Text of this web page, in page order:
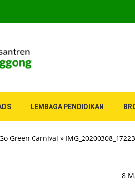
LEMBAGA PENDIDIKAN
Green Carnival »
8